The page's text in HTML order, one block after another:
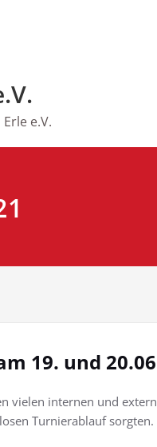
e.V.
19. und
vielen internen und
Turnierablauf sorgten.